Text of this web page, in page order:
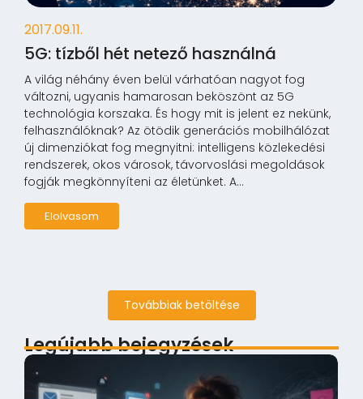
2017.09.11.
5G: tízből hét netező használná
A világ néhány éven belül várhatóan nagyot fog
változni, ugyanis hamarosan beköszönt az 5G
technológia korszaka. És hogy mit is jelent ez nekünk,
felhasználóknak? Az ötödik generációs mobilhálózat
új dimenziókat fog megnyitni: intelligens közlekedési
rendszerek, okos városok, távorvoslási megoldások
fogják megkönnyíteni az életünket. A...
Elolvasom
Továbbiak betöltése
Legújabb bejegyzések